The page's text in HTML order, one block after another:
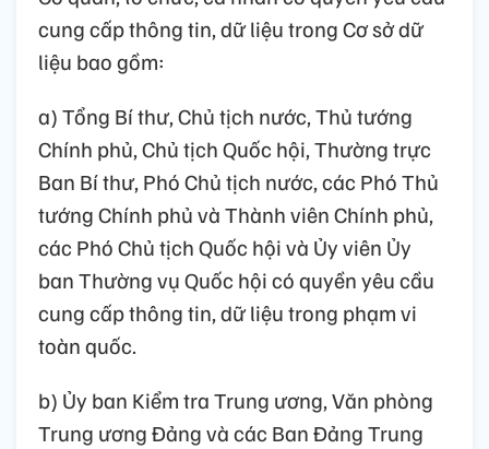
cung cấp thông tin, dữ liệu trong Cơ sở dữ
liệu bao gồm:
a) Tổng Bí thư, Chủ tịch nước, Thủ tướng
Chính phủ, Chủ tịch Quốc hội, Thường trực
Ban Bí thư, Phó Chủ tịch nước, các Phó Thủ
tướng Chính phủ và Thành viên Chính phủ,
các Phó Chủ tịch Quốc hội và Ủy viên Ủy
ban Thường vụ Quốc hội có quyền yêu cầu
cung cấp thông tin, dữ liệu trong phạm vi
toàn quốc.
b) Ủy ban Kiểm tra Trung ương, Văn phòng
Trung ương Đảng và các Ban Đảng Trung